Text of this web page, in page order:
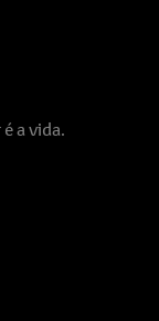
a vida.